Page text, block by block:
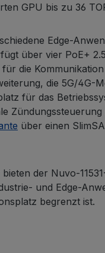
GPU bis zu 36
Edge-
über vier PoE+
die
die 5G/4G-
für das
über einen
der Nuvo-
und Edge-
begrenzt ist.